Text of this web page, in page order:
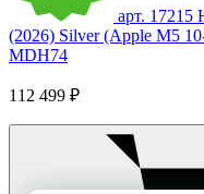
арт. 17215
(2026) Silver (Apple M5
MDH74
112 499 ₽